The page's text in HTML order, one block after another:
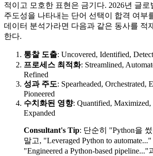
적이고 모호한 표현은 금기다. 2026년 글
주도성을 나타내는 단어 선택이 합격 여부
데이터 분석가라면 다음과 같은 동사를 적
한다.
통찰 도출: Uncovered, Identified,
프로세스 최적화: Streamlined,
Refined
성과 주도: Spearheaded, Orchestrated,
Pioneered
수치화된 영향: Quantified, Maximized,
Expanded
Consultant's Tip: 단순히 "Python을
말고, "Leveraged Python to
"Engineered a Python-based